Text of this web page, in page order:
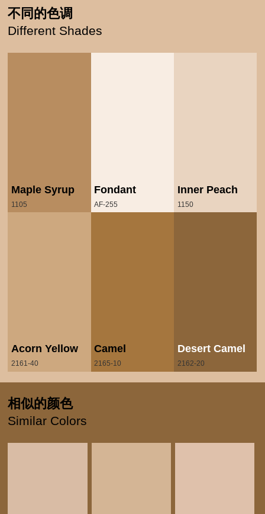
不同的色调
Different Shades
Maple Syrup
1105
Fondant
AF-255
Inner Peach
1150
Acorn Yellow
2161-40
Camel
2165-10
Desert Camel
2162-20
相似的颜色
Similar Colors